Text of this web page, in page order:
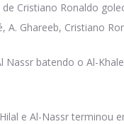
Cristiano Ronaldo
A. Ghareeb, Cristiano
batendo o Al-
e Al-Nassr terminou